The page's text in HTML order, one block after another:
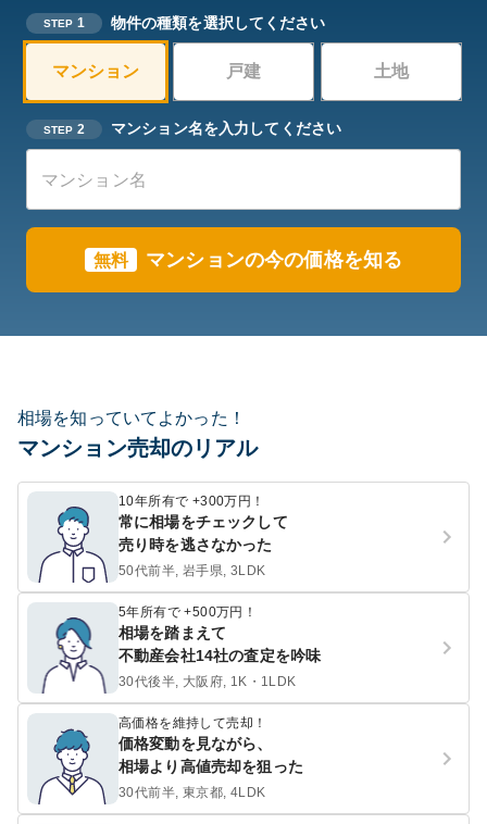
STEP 1 物件の種類を選択してください
マンション 戸建 土地
STEP 2 マンション名を入力してください
無料 マンションの今の価格を知る
相場を知っていてよかった！
マンション売却のリアル
10年所有で +300万円！
常に相場をチェックして
売り時を逃さなかった
50代前半, 岩手県, 3LDK
5年所有で +500万円！
相場を踏まえて
不動産会社14社の査定を吟味
30代後半, 大阪府, 1K・1LDK
高価格を維持して売却！
価格変動を見ながら、
相場より高値売却を狙った
30代前半, 東京都, 4LDK